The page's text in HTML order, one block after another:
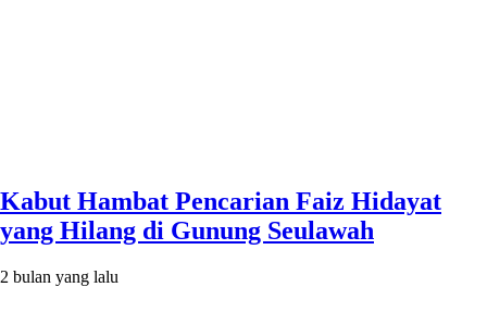
Kabut Hambat Pencarian Faiz Hidayat
yang Hilang di Gunung Seulawah
2 bulan yang lalu